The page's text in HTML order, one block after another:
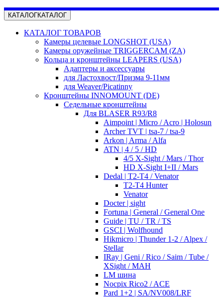
КАТАЛОГКАТАЛОГ
КАТАЛОГ ТОВАРОВ
Камеры целевые LONGSHOT (USA)
Камеры оружейные TRIGGERCAM (ZA)
Кольца и кронштейны LEAPERS (USA)
Адаптеры и аксессуары
для Ластохвост/Призма 9-11мм
для Weaver/Picatinny
Кронштейны INNOMOUNT (DE)
Седельные кронштейны
Для BLASER R93/R8
Aimpoint | Micro / Acro | Holosun
Archer TVT | tsa-7 / tsa-9
Arkon | Arma / Alfa
ATN | 4 / 5 / HD
4/5 X-Sight / Mars / Thor
HD X-Sight I+II / Mars
Dedal | T2-T4 / Venator
T2-T4 Hunter
Venator
Docter | sight
Fortuna | General / General One
Guide | TU / TR / TS
GSCI | Wolfhound
Hikmicro | Thunder 1-2 / Alpex /
Stellar
IRay | Geni / Rico / Saim / Tube /
XSight / MAH
LM шина
Nocpix Rico2 / ACE
Pard 1+2 | SA/NV008/LRF